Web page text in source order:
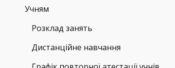
Учням
Розклад занять
Дистанційне навчання